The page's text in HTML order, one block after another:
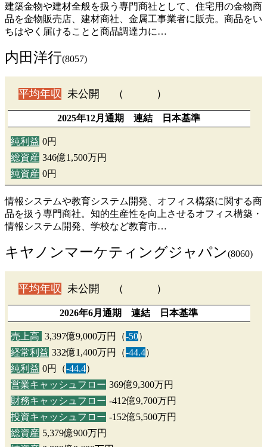
建築金物や建材全般を扱う専門商社として、住宅用の金物商
品を金物販売店、建材商社、金属工事業者に販売。商品をい
ちはやく届けることと商品調達力に…
内田洋行(8057)
平均年収 未公開 （ ）
2025年12月通期 連結 日本基準
純利益 0円
総資産 346億1,500万円
純資産 0円
情報システムや教育システム開発、オフィス構築に関する商
品を扱う専門商社。知的生産性を向上させるオフィス構築・
情報システム開発、学校など教育市…
キヤノンマーケティングジャパン(8060)
平均年収 未公開 （ ）
2026年6月通期 連結 日本基準
売上高 3,397億9,000万円（-50）
経常利益 332億1,400万円（-44.4）
純利益 0円（-44.4）
営業キャッシュフロー 369億9,300万円
財務キャッシュフロー -412億9,700万円
投資キャッシュフロー -152億5,500万円
総資産 5,379億900万円